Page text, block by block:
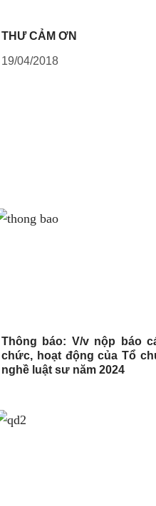
THƯ CẢM ƠN
19/04/2018
Thông báo: V/v nộp báo
chức, hoạt động của Tổ
nghề luật sư năm 2024